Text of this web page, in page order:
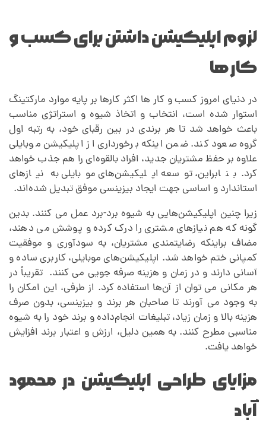
ا
د
لزوم اپلیکیشن داشتن برای کسب و
کار ها
در دنیای امروز کسب و کار ها اکثر کارها بر پایه موارد مارکتینگ
استوار شده است، انتخاب و اتخاذ شیوه و استراتژی مناسب
باعث خواهد شد تا هر برندی در بین رقبای خود، به رتبه اول
گروه صعود کند. ضمن اینکه برخورداری از اپلیکیشن موبایلی
علاوه بر حفظ مشتریان جدید، افراد بالقوه‌ای را هم جذب خواهد
کرد. بنابراین، توسعه اپلیکیشن‌های موبایلی به نیازهای
استاندارد و اساسی جهت ایجاد بیزینسی موفق تبدیل شده‌اند.
زیرا چنین اپلیکیشن‌هایی به شیوه برد-برد عمل می کنند. بدین
گونه که هم نیازهای مشتری را درک کرده و پوشش می دهند،
مضاف براینکه رضایتمندی مشتریان، به سودآوری و موفقیت
کمپانی ختم خواهد شد. اپلیکیشن‌های موبایلی، کاربری ساده و
آسانی دارند و در زمان و هزینه صرفه جویی می کنند. تقریباً در
هر مکانی می توان از آن‌ها استفاده کرد. از طرفی، این امکان را
به وجود می آورند تا صاحبان هر برند و بیزینسی، بدون صرف
هزینه بالا و زمان زیاد، تبلیغات انجام‌داده و برند خود را به شیوه
مناسبی مطرح کنند. به همین دلیل، ارزش و اعتبار برند افزایش
خواهد یافت.
مزایای طراحی اپلیکیشن در محمود
آباد